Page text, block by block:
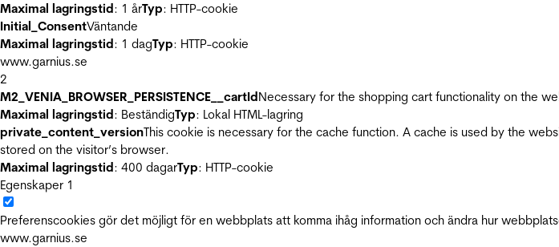
Maximal lagringstid: 1 årTyp: HTTP-cookie
Initial_ConsentVäntande
Maximal lagringstid: 1 dagTyp: HTTP-cookie
www.garnius.se
2
M2_VENIA_BROWSER_PERSISTENCE__cartIdNecessary for the shopping cart functionality on the
Maximal lagringstid: BeständigTyp: Lokal HTML-lagring
private_content_versionThis cookie is necessary for the cache function. A cache is used by the
stored on the visitor’s browser.
Maximal lagringstid: 400 dagarTyp: HTTP-cookie
Egenskaper 1
Preferenscookies gör det möjligt för en webbplats att komma ihåg information och ändra hur
www.garnius.se